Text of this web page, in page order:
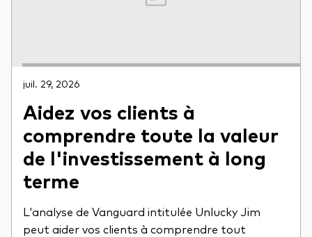
juil. 29, 2026
Aidez vos clients à
comprendre toute la valeur
de l'investissement à long
terme
L'analyse de Vanguard intitulée Unlucky Jim
peut aider vos clients à comprendre tout